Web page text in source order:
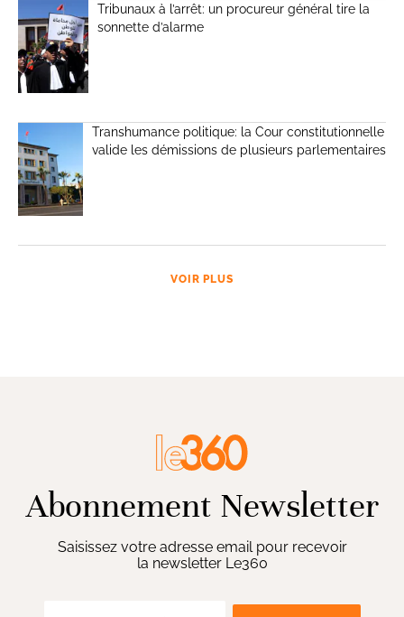
Tribunaux à l’arrêt: un procureur général tire la
sonnette d’alarme
Transhumance politique: la Cour constitutionnelle
valide les démissions de plusieurs parlementaires
VOIR PLUS
Abonnement Newsletter
Saisissez votre adresse email pour recevoir
la newsletter Le360